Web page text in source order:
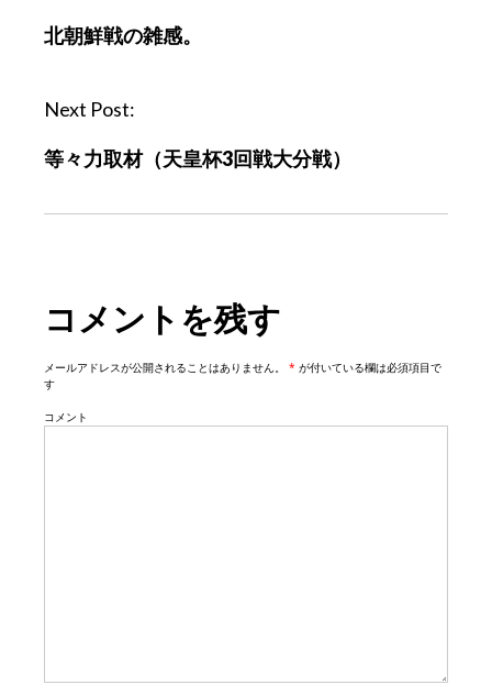
s
n
v
n
北朝鮮戦の雑感。
Next Post:
等々力取材（天皇杯3回戦大分戦）
コメントを残す
メールアドレスが公開されることはありません。 * が付いている欄は必須項目で
す
コメント